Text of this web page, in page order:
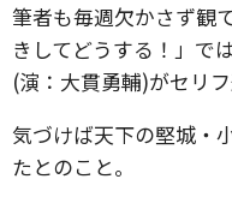
筆者も毎週欠かさず観
きしてどうする！」で
(演：大貫勇輔)がセリフ
気づけば天下の堅城・
たとのこと。